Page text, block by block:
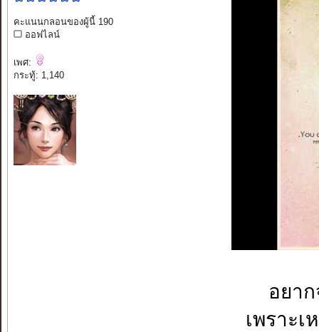
คะแนนกลอนของผู้นี้ 190
ออฟไลน์
เพศ:
กระทู้: 1,140
อยา
เพราะ